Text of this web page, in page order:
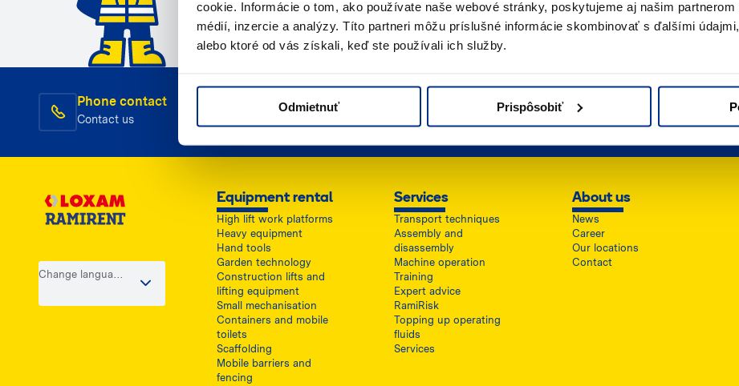
cookie. Informácie o tom, ako používate naše webové stránky, poskytujeme aj našim
médií, inzercie a analýzy. Títo partneri môžu príslušné informácie skombinovať s ďalšími
alebo ktoré od vás získali, keď ste používali ich služby.
Odmietnuť Prispôsobiť
Phone contact
Contact us
E-mail contact
Change language
Equipment rental
High lift work platforms
Heavy equipment
Hand tools
Garden technology
Construction lifts and
lifting equipment
Small mechanisation
Containers and mobile
toilets
Scaffolding
Mobile barriers and
fencing
Services
Transport techniques
Assembly and
disassembly
Machine operation
Training
Expert advice
RamiRisk
Topping up operating
fluids
Services
About us
News
Career
Our locations
Contact